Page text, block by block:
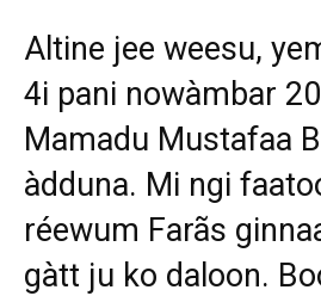
Altine jee weesu,
4i pani nowàmbar
Mamadu Mustafaa
àdduna. Mi ngi
réewum Farãs
gàtt ju ko daloon.